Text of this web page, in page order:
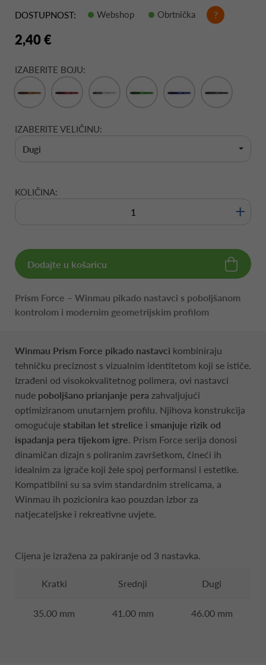
DOSTUPNOST:
Webshop Obrtnička ?
2,40 €
IZABERITE BOJU:
IZABERITE VELIČINU:
Dugi
KOLIČINA:
+
Dodajte u košaricu
Prism Force – Winmau pikado nastavci s poboljšanom
kontrolom i modernim geometrijskim profilom
Winmau Prism Force pikado nastavci kombiniraju
tehničku preciznost s vizualnim identitetom koji se ističe.
Izrađeni od visokokvalitetnog polimera, ovi nastavci
nude poboljšano prianjanje pera zahvaljujući
optimiziranom unutarnjem profilu. Njihova konstrukcija
omogućuje stabilan let strelice i smanjuje rizik od
ispadanja pera tijekom igre. Prism Force serija donosi
dinamičan dizajn s poliranim završetkom, čineći ih
idealnim za igrače koji žele spoj performansi i estetike.
Kompatibilni su sa svim standardnim strelicama, a
Winmau ih pozicionira kao pouzdan izbor za
natjecateljske i rekreativne uvjete.
Cijena je izražena za pakiranje od 3 nastavka.
Kratki Srednji Dugi
35.00 mm 41.00 mm 46.00 mm